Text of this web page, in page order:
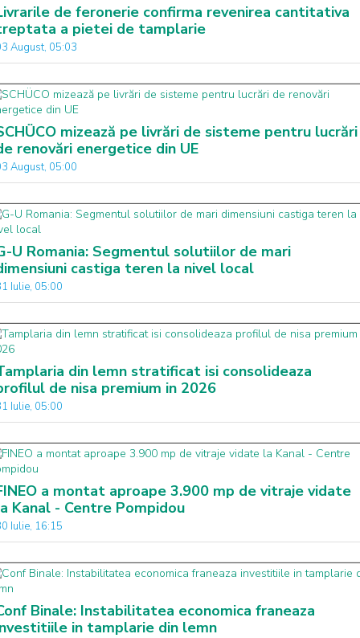
de feronerie confirma revenirea cantitativa
a pietei de tamplarie
August, 05:03
mizează pe livrări de sisteme pentru lucrări
renovări energetice din UE
August, 05:00
U Romania: Segmentul solutiilor de mari
castiga teren la nivel local
Iulie, 05:00
din lemn stratificat isi consolideaza
de nisa premium in 2026
Iulie, 05:00
a montat aproape 3.900 mp de vitraje vidate
Kanal - Centre Pompidou
Iulie, 16:15
Binale: Instabilitatea economica franeaza
in tamplarie din lemn